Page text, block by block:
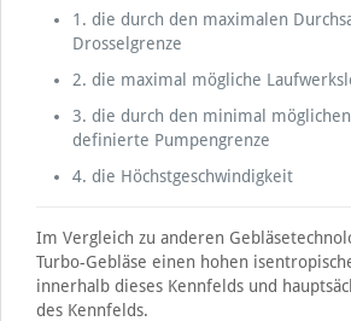
1. die durch den maximalen
Drosselgrenze
2. die maximal mögliche
3. die durch den minimal
definierte Pumpengrenze
4. die Höchstgeschwindigkeit
Im Vergleich zu anderen
Turbo-Gebläse einen hohen
innerhalb dieses Kennfelds und
des Kennfelds.